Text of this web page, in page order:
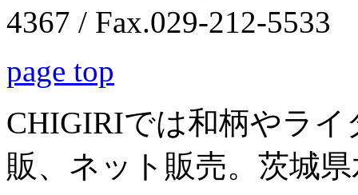
4367 / Fax.029-212-5533
page top
CHIGIRIでは和柄やラ
販、ネット販売。茨城